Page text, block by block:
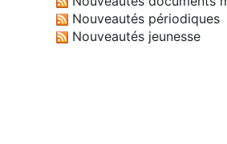
Nouveautés périodiques
Nouveautés jeunesse